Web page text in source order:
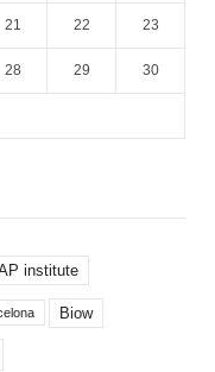
21 22 23
28 29 30
institute
Biow